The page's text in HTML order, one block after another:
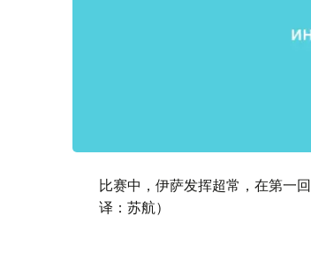
比赛中，伊萨发挥超常，在第一
译：苏航）